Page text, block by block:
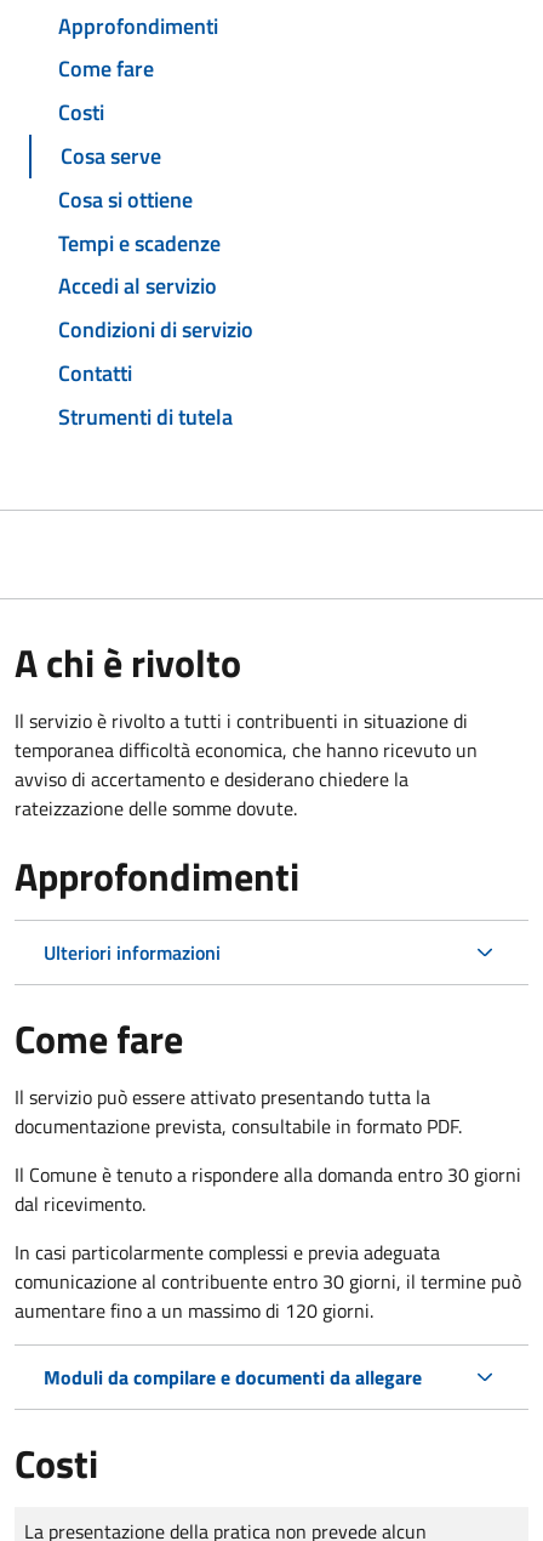
Approfondimenti
Come fare
Costi
Cosa serve
Cosa si ottiene
Tempi e scadenze
Accedi al servizio
Condizioni di servizio
Contatti
Strumenti di tutela
A chi è rivolto
Il servizio è rivolto a tutti i contribuenti in situazione di
temporanea difficoltà economica, che hanno ricevuto un
avviso di accertamento e desiderano chiedere la
rateizzazione delle somme dovute.
Approfondimenti
Ulteriori informazioni
Come fare
Il servizio può essere attivato presentando tutta la
documentazione prevista, consultabile in formato PDF.
Il Comune è tenuto a rispondere alla domanda entro 30 giorni
dal ricevimento.
In casi particolarmente complessi e previa adeguata
comunicazione al contribuente entro 30 giorni, il termine può
aumentare fino a un massimo di 120 giorni.
Moduli da compilare e documenti da allegare
Costi
Tipo di pagamento
Importo
La presentazione della pratica non prevede alcun